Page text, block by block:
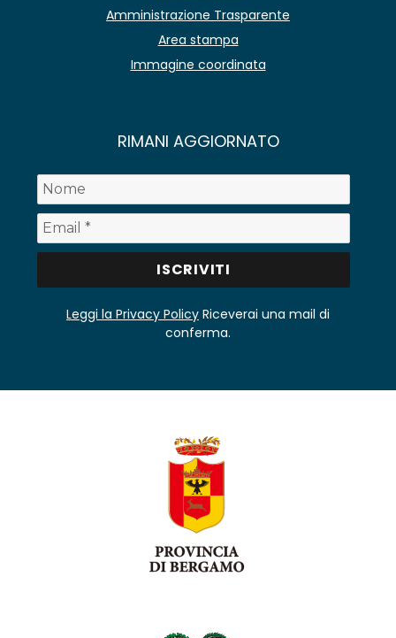
Amministrazione Trasparente
Area stampa
Immagine coordinata
RIMANI AGGIORNATO
Leggi la Privacy Policy Riceverai una mail di
conferma.